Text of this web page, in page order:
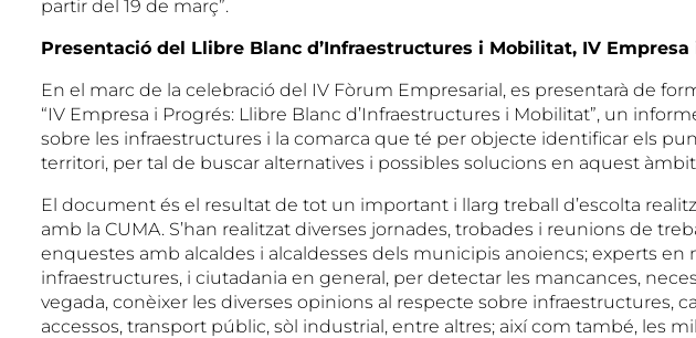
partir del 19 de març”.
Presentació del Llibre Blanc d’Infraestructures i Mobilitat, IV Empresa
En el marc de la celebració del IV Fòrum Empresarial, es presentarà de
“IV Empresa i Progrés: Llibre Blanc d’Infraestructures i Mobilitat”, un
sobre les infraestructures i la comarca que té per objecte identificar els
territori, per tal de buscar alternatives i possibles solucions en aquest
El document és el resultat de tot un important i llarg treball d’escolta
amb la CUMA. S’han realitzat diverses jornades, trobades i reunions de
enquestes amb alcaldes i alcaldesses dels municipis anoiencs; experts en
infraestructures, i ciutadania en general, per detectar les mancances,
vegada, conèixer les diverses opinions al respecte sobre infraestructures,
accessos, transport públic, sòl industrial, entre altres; així com també, les